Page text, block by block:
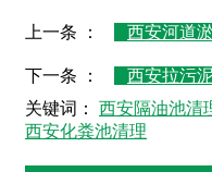
上一条 ： 西安河道
下一条 ：
西安拉污
关键词： 西安隔油池清
西安化粪池清理